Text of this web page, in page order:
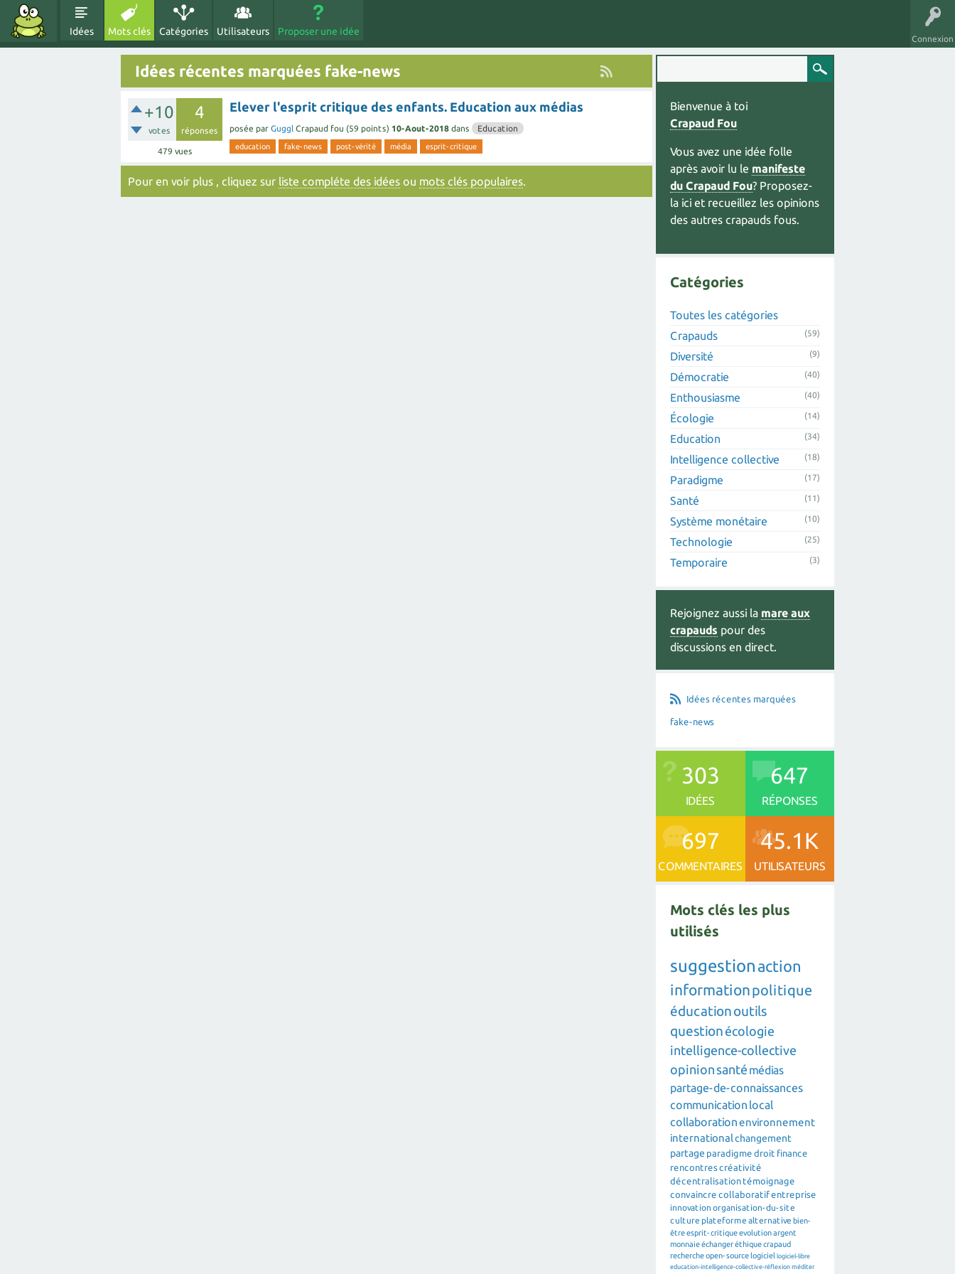
Connexion
Idées Mots clés Catégories Utilisateurs Proposer une idée
Idées récentes marquées fake-news
+10
votes
4
réponses
479 vues
Elever l'esprit critique des enfants. Education aux médias
posée par Guggl Crapaud fou (59 points) 10-Aout-2018 dans Education
education fake-news post-vérité média esprit-critique
Pour en voir plus , cliquez sur liste compléte des idées ou mots clés populaires.
Bienvenue à toi
Crapaud Fou
Vous avez une idée folle
après avoir lu le manifeste
du Crapaud Fou? Proposez-
la ici et recueillez les opinions
des autres crapauds fous.
Catégories
Toutes les catégories
Crapauds
(59)
Diversité (9)
Démocratie (40)
Enthousiasme (40)
Écologie (14)
Education (34)
Intelligence collective (18)
Paradigme (17)
Santé (11)
Système monétaire (10)
Technologie (25)
Temporaire (3)
Rejoignez aussi la mare aux
crapauds pour des
discussions en direct.
Idées récentes marquées
fake-news
303
IDÉES
647
RÉPONSES
697
COMMENTAIRES
45.1K
UTILISATEURS
Mots clés les plus
utilisés
suggestion action
informationpolitique
éducationoutils
question écologie
intelligence-collective
opinion santé médias
partage-de-connaissances
communication local
collaborationenvironnement
internationalchangement
partage paradigme droit finance
rencontrescréativité
décentralisation témoignage
convaincre collaboratifentreprise
innovation organisation-du-site
culture plateforme alternative bien-
êtreesprit-critiqueevolutionargent
monnaieéchangeréthiquecrapaud
rechercheopen-source logiciel logiciel-libre
education-intelligence-collective-réflexion méditer